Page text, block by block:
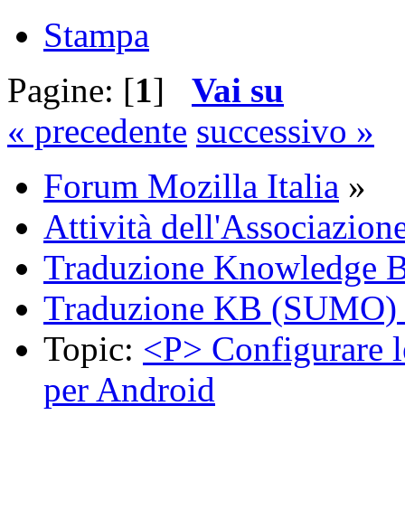
Stampa
Pagine: [1] Vai su
« precedente successivo »
Forum Mozilla Italia »
Attività
Traduzione Knowledge
Traduzione KB
Topic: <P> Configurare
per Android